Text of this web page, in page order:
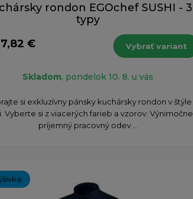
rondon EGOchef SUSHI - 3
typy
€
Vybrať variant
Skladom, pondelok 10. 8. u vás
si exkluzívny pánsky kuchársky rondon v štýle
Vyberte si z viacerých farieb a vzorov. Výnimočne
príjemný pracovný odev ...